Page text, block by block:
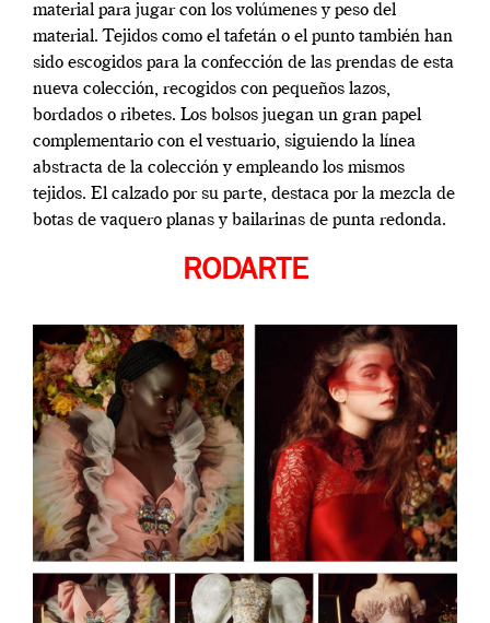
material para jugar con los volúmenes y peso del
material. Tejidos como el tafetán o el punto también han
sido escogidos para la confección de las prendas de esta
nueva colección, recogidos con pequeños lazos,
bordados o ribetes. Los bolsos juegan un gran papel
complementario con el vestuario, siguiendo la línea
abstracta de la colección y empleando los mismos
tejidos. El calzado por su parte, destaca por la mezcla de
botas de vaquero planas y bailarinas de punta redonda.
RODARTE